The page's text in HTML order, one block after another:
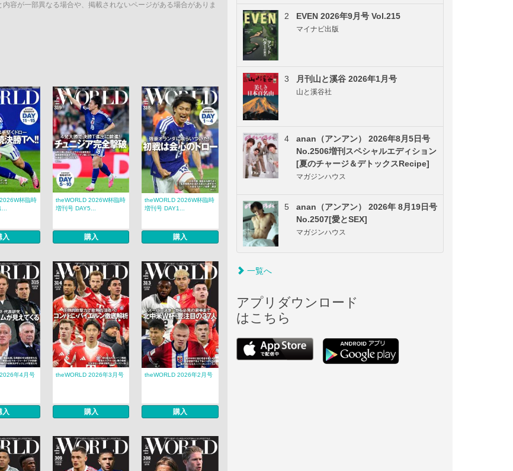
容が一部異なる場合や、掲載されないページがある場合がありま
杯臨時
入
theWORLD 2026W杯臨時
増刊号 DAY5...
購入
theWORLD 2026W杯臨時
増刊号 DAY1...
購入
年4月号
入
theWORLD 2026年3月号
購入
theWORLD 2026年2月号
購入
2 EVEN 2026年9月号 Vol.215
マイナビ出版
3 月刊山と溪谷 2026年1月号
山と溪谷社
4
anan（アンアン） 2026年8月5日号
No.2506増刊スペシャルエディション
[夏のチャージ＆デトックスRecipe]
マガジンハウス
5
anan（アンアン） 2026年 8月19日号
No.2507[愛とSEX]
マガジンハウス
一覧へ
アプリダウンロード
はこちら